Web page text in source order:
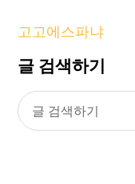
고고에스파냐
글 검색하기